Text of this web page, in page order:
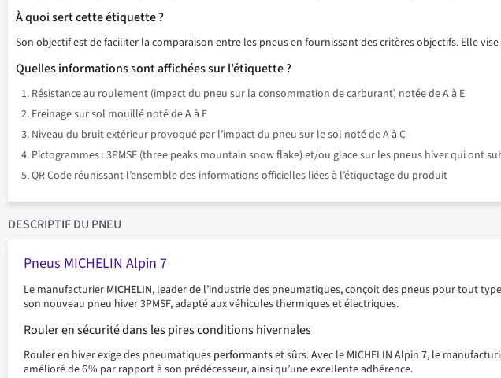
À quoi sert cette étiquette ?
Son objectif est de faciliter la comparaison entre les pneus en fournissant des critères objectifs. Elle
Quelles informations sont affichées sur l’étiquette ?
Résistance au roulement (impact du pneu sur la consommation de carburant) notée de A à E
Freinage sur sol mouillé noté de A à E
Niveau du bruit extérieur provoqué par l’impact du pneu sur le sol noté de A à C
Pictogrammes : 3PMSF (three peaks mountain snow flake) et/ou glace sur les pneus hiver qui ont
QR Code réunissant l’ensemble des informations officielles liées à l’étiquetage du produit
DESCRIPTIFDU PNEU
Pneus MICHELIN Alpin 7
Le manufacturier MICHELIN, leader de l’industrie des pneumatiques, conçoit des pneus pour tout
son nouveau pneu hiver 3PMSF, adapté aux véhicules thermiques et électriques.
Rouler en sécurité dans les pires conditions hivernales
Rouler en hiver exige des pneumatiques performantset sûrs. Avec le MICHELIN Alpin 7, le
amélioré de 6 % par rapport à son prédécesseur, ainsi qu’une excellente adhérence.